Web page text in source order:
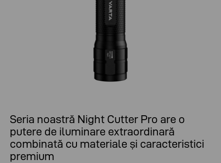
Seria noastră Night Cutter Pro are o
putere de iluminare extraordinară
combinată cu materiale și caracteristici
premium